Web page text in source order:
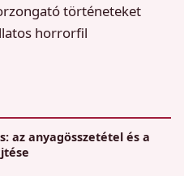
történeteket
horrorfil
az anyagösszetétel és a